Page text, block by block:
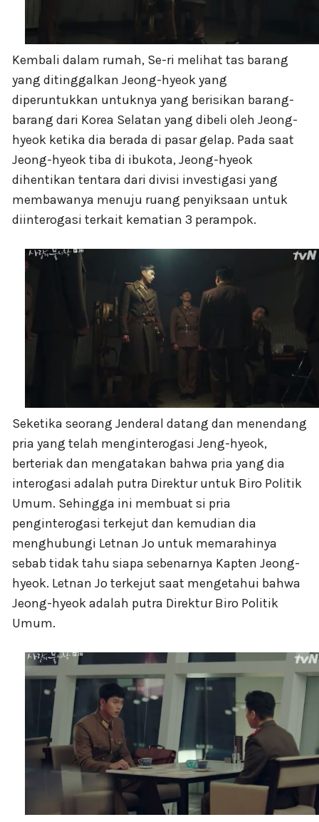
Kembali dalam rumah, Se-ri melihat tas barang
yang ditinggalkan Jeong-hyeok yang
diperuntukkan untuknya yang berisikan barang-
barang dari Korea Selatan yang dibeli oleh Jeong-
hyeok ketika dia berada di pasar gelap. Pada saat
Jeong-hyeok tiba di ibukota, Jeong-hyeok
dihentikan tentara dari divisi investigasi yang
membawanya menuju ruang penyiksaan untuk
diinterogasi terkait kematian 3 perampok.
Seketika seorang Jenderal datang dan menendang
pria yang telah menginterogasi Jeng-hyeok,
berteriak dan mengatakan bahwa pria yang dia
interogasi adalah putra Direktur untuk Biro Politik
Umum. Sehingga ini membuat si pria
penginterogasi terkejut dan kemudian dia
menghubungi Letnan Jo untuk memarahinya
sebab tidak tahu siapa sebenarnya Kapten Jeong-
hyeok. Letnan Jo terkejut saat mengetahui bahwa
Jeong-hyeok adalah putra Direktur Biro Politik
Umum.